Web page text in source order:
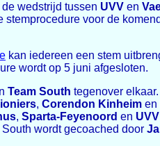
wedstrijd tussen UVV en
stemprocedure voor de
kan iedereen een stem
wordt op 5 juni afgesloten.
Team South tegenover
, Corendon Kinheim en
, Sparta-Feyenoord en UVV
wordt gecoached door